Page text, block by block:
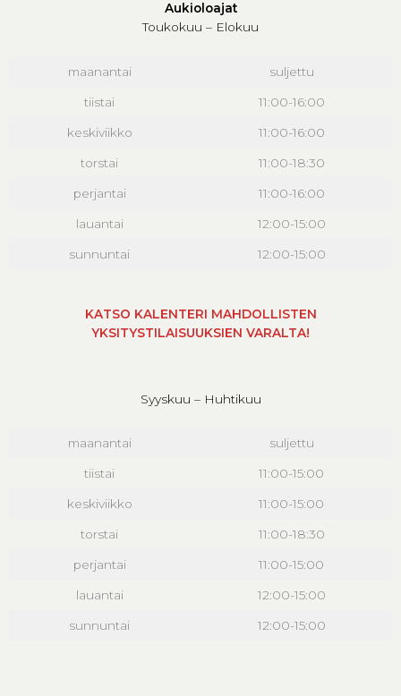
Aukioloajat
Toukokuu – Elokuu
maanantai suljettu
tiistai 11:00-16:00
keskiviikko 11:00-16:00
torstai 11:00-18:30
perjantai 11:00-16:00
lauantai 12:00-15:00
sunnuntai 12:00-15:00
KATSO KALENTERI MAHDOLLISTEN
YKSITYSTILAISUUKSIEN VARALTA!
Syyskuu – Huhtikuu
maanantai suljettu
tiistai 11:00-15:00
keskiviikko 11:00-15:00
torstai 11:00-18:30
perjantai 11:00-15:00
lauantai 12:00-15:00
sunnuntai 12:00-15:00